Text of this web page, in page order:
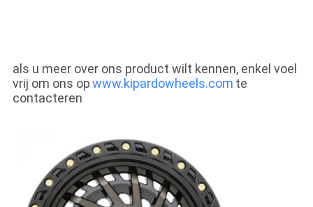
als u meer over ons product wilt kennen, enkel voel
vrij om ons opwww.kipardowheels.com te
contacteren